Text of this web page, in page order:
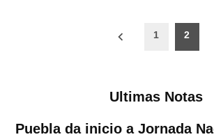
1 2
Ultimas Notas
Puebla da inicio a Jornada